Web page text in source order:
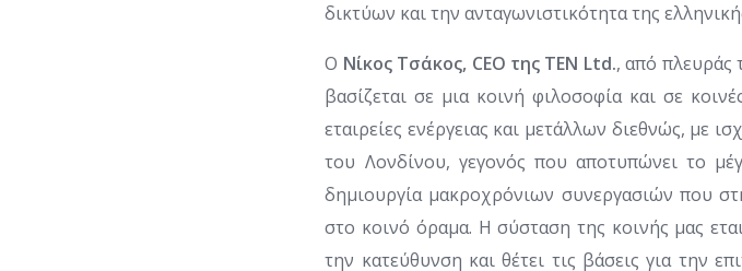
δικτύων και την ανταγωνιστικότητα της
Ο Νίκος Τσάκος, CEO της TEN Ltd., από πλευράς
βασίζεται σε μια κοινή φιλοσοφία και σε
εταιρείες ενέργειας και μετάλλων διεθνώς, με
του Λονδίνου, γεγονός που αποτυπώνει το
δημιουργία μακροχρόνιων συνεργασιών που
στο κοινό όραμα. Η σύσταση της κοινής μας
την κατεύθυνση και θέτει τις βάσεις για την